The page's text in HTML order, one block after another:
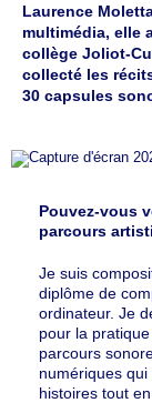
Laurence
multimédia, elle
collège Joliot-
collecté les
30 capsules
Pouvez-vous
parcours
Je suis
diplôme de
ordinateur. Je
pour la
parcours
numériques
histoires tout